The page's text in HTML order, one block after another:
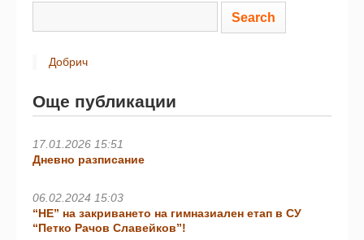
Добрич
Още публикации
17.01.2026 15:51
Дневно разписание
06.02.2024 15:03
“НЕ” на закриването на гимназиален етап в СУ
“Петко Рачов Славейков”!